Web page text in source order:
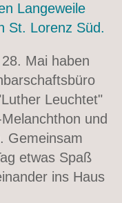
Langeweile
St. Lorenz Süd.
Mai haben
Leuchtet"
und
Gemeinsam
etwas Spaß
ins Haus